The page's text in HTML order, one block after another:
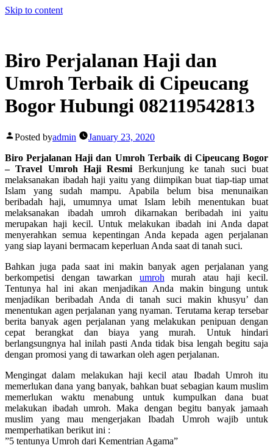
Skip to content
Biro Perjalanan Haji dan
Umroh Terbaik di Cipeucang
Bogor Hubungi 082119542813
Posted byadmin
January 23, 2020
Biro Perjalanan Haji dan Umroh Terbaik di Cipeucang Bogor
– Travel Umroh Haji Resmi Berkunjung ke tanah suci buat
melaksanakan ibadah haji yaitu yang diimpikan buat tiap-tiap umat
Islam yang sudah mampu. Apabila belum bisa menunaikan
beribadah haji, umumnya umat Islam lebih menentukan buat
melaksanakan ibadah umroh dikarnakan beribadah ini yaitu
merupakan haji kecil. Untuk melakukan ibadah ini Anda dapat
menyerahkan semua kepentingan Anda kepada agen perjalanan
yang siap layani bermacam keperluan Anda saat di tanah suci.
Bahkan juga pada saat ini makin banyak agen perjalanan yang
berkompetisi dengan tawarkan umroh murah atau haji kecil.
Tentunya hal ini akan menjadikan Anda makin bingung untuk
menjadikan beribadah Anda di tanah suci makin khusyu’ dan
menentukan agen perjalanan yang nyaman. Terutama kerap tersebar
berita banyak agen perjalanan yang melakukan penipuan dengan
cepat berangkat dan biaya yang murah. Untuk hindari
berlangsungnya hal inilah pasti Anda tidak bisa lengah begitu saja
dengan promosi yang di tawarkan oleh agen perjalanan.
Mengingat dalam melakukan haji kecil atau Ibadah Umroh itu
memerlukan dana yang banyak, bahkan buat sebagian kaum muslim
memerlukan waktu menabung untuk kumpulkan dana buat
melakukan ibadah umroh. Maka dengan begitu banyak jamaah
muslim yang mau mengerjakan Ibadah Umroh wajib untuk
memperhatikan berikut ini :
”5 tentunya Umroh dari Kementrian Agama”